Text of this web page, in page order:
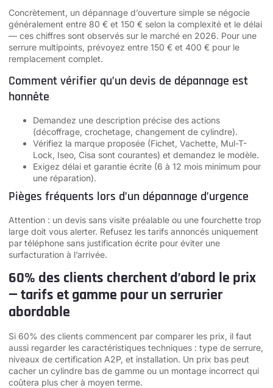
Concrètement, un dépannage d’ouverture simple se négocie
généralement entre 80 € et 150 € selon la complexité et le délai
— ces chiffres sont observés sur le marché en 2026. Pour une
serrure multipoints, prévoyez entre 150 € et 400 € pour le
remplacement complet.
Comment vérifier qu’un devis de dépannage est
honnête
Demandez une description précise des actions
(décoffrage, crochetage, changement de cylindre).
Vérifiez la marque proposée (Fichet, Vachette, Mul-T-
Lock, Iseo, Cisa sont courantes) et demandez le modèle.
Exigez délai et garantie écrite (6 à 12 mois minimum pour
une réparation).
Pièges fréquents lors d’un dépannage d’urgence
Attention : un devis sans visite préalable ou une fourchette trop
large doit vous alerter. Refusez les tarifs annoncés uniquement
par téléphone sans justification écrite pour éviter une
surfacturation à l’arrivée.
60% des clients cherchent d’abord le prix
— tarifs et gamme pour un serrurier
abordable
Si 60% des clients commencent par comparer les prix, il faut
aussi regarder les caractéristiques techniques : type de serrure,
niveaux de certification A2P, et installation. Un prix bas peut
cacher un cylindre bas de gamme ou un montage incorrect qui
coûtera plus cher à moyen terme.